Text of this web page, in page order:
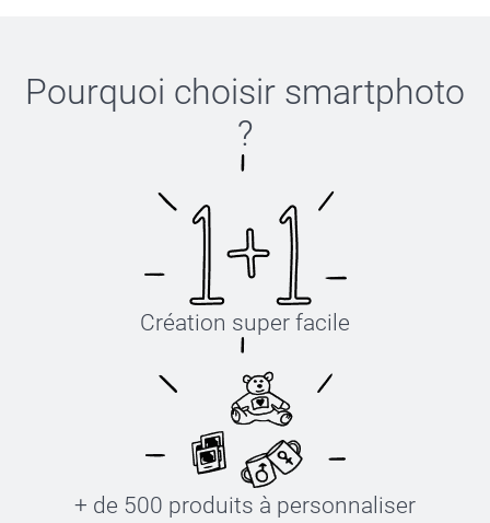
Pourquoi choisir smartphoto
?
Création super facile
+ de 500 produits à personnaliser